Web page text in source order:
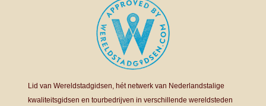
Lid van Wereldstadgidsen, hét netwerk van Nederlandstalige
kwaliteitsgidsen en tourbedrijven in verschillende wereldsteden